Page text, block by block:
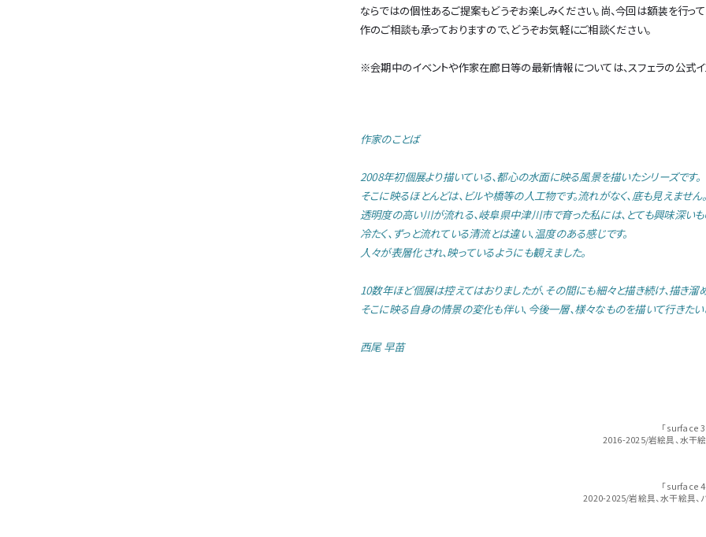
ならではの個性あるご提案もどうぞお楽しみください。尚、今回は額装を行
作のご相談も承っておりますので、どうぞお気軽にご相談ください。
※会期中のイベントや作家在廊日等の最新情報については、スフェラの公式イ
作家のことば
2008年初個展より描いている、都心の水面に映る風景を描いたシリーズです。
そこに映るほとんどは、ビルや橋等の人工物です。流れがなく、底も見えません。
透明度の高い川が流れる、岐阜県中津川市で育った私には、とても興味深いも
冷たく、ずっと流れている清流とは違い、温度のある感じです。
人々が表層化され、映っているようにも観えました。
10数年ほど個展は控えてはおりましたが、その間にも細々と描き続け、描き溜
そこに映る自身の情景の変化も伴い、今後一層、様々なものを描いて行きたい
西尾 早苗
「surface
2016-2025/岩絵具、水干絵
「surface
2020-2025/岩絵具、水干絵具、